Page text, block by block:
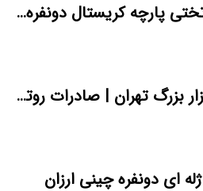
تولیدی روتختی پارچه کریستال دونفره با بهترین قیمت
روتختی بازار بزرگ تهران | صادرات روتختی ارزان پلی استر دونفره
ای دونفره چینی ارزان